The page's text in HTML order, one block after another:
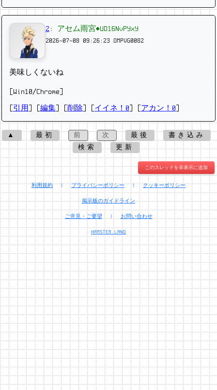
2 : アセム雨宮◆UD16NvPYxY
2026-07-08 09:26:23 OMPVG0082
美味しくないね
[Win10/Chrome]
引用 編集 削除 イイネ！0 アカン！0
▲ 最初 前 次 最後
書き込み
検索
更新
このスレッドを非表示に追加
利用規約 | プライバシーポリシー | クッキーポリシー
掲示板のガイドライン
ご意見・ご要望 | お問い合わせ
HAMSTER.LAND